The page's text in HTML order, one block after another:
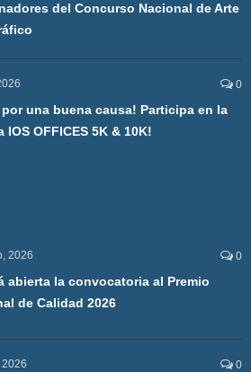
del Concurso Nacional de Arte
0
por una buena causa! Participa en la
IOS OFFICES 5K & 10K!
2026 0
abierta la convocatoria al Premio
de Calidad 2026
0